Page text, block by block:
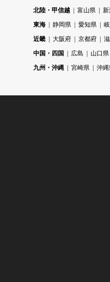
北陸・甲信越
富山県
東海
静岡県 愛知県
近畿
大阪府 京都府
中国・四国
広島 山口県
九州・沖縄
宮崎県 沖